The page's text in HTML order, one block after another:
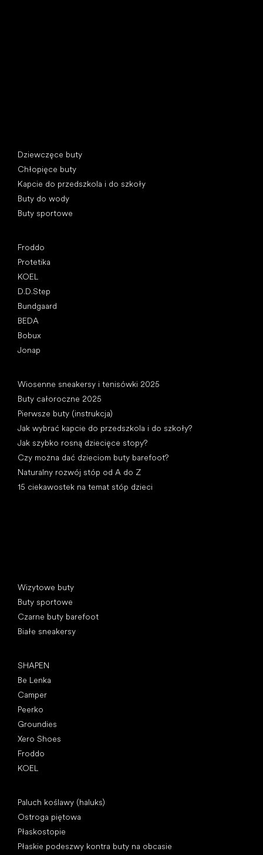
Dziewczęce buty
Chłopięce buty
Kapcie do przedszkola i do szkoły
Buty do wody
Buty sportowe
Froddo
Protetika
KOEL
D.D.Step
Bundgaard
BEDA
Bobux
Jonap
Wiosenne sneakersy i tenisówki 2025
Buty całoroczne 2025
Pierwsze buty (instrukcja)
Jak wybrać kapcie do przedszkola i do szkoły?
Jak szybko rosną dziecięce stopy?
Czy można dać dzieciom buty barefoot?
Naturalny rozwój stóp od A do Z
15 ciekawostek na temat stóp dzieci
Wizytowe buty
Buty sportowe
Czarne buty barefoot
Białe sneakersy
SHAPEN
Be Lenka
Camper
Peerko
Groundies
Xero Shoes
Froddo
KOEL
Paluch koślawy (haluks)
Ostroga piętowa
Płaskostopie
Płaskie podeszwy kontra buty na obcasie